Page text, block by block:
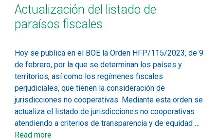
Actualización del listado de
paraísos fiscales
Hoy se publica en el BOE la Orden HFP/115/2023, de 9
de febrero, por la que se determinan los países y
territorios, así como los regímenes fiscales
perjudiciales, que tienen la consideración de
jurisdicciones no cooperativas. Mediante esta orden se
actualiza el listado de jurisdicciones no cooperativas
atendiendo a criterios de transparencia y de equidad …
Read more